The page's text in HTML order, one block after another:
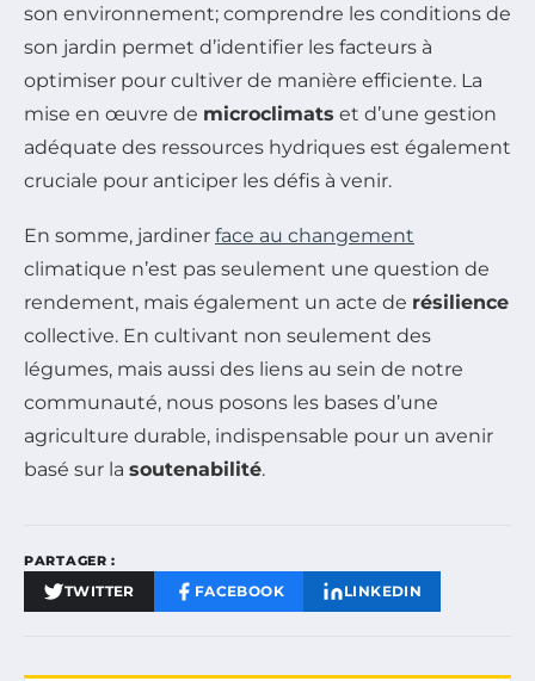
son environnement; comprendre les conditions de
son jardin permet d’identifier les facteurs à
optimiser pour cultiver de manière efficiente. La
mise en œuvre de microclimats et d’une gestion
adéquate des ressources hydriques est également
cruciale pour anticiper les défis à venir.
En somme, jardiner face au changement
climatique n’est pas seulement une question de
rendement, mais également un acte de résilience
collective. En cultivant non seulement des
légumes, mais aussi des liens au sein de notre
communauté, nous posons les bases d’une
agriculture durable, indispensable pour un avenir
basé sur la soutenabilité.
PARTAGER :
TWITTER FACEBOOK LINKEDIN